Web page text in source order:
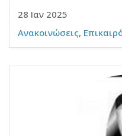
28 Ιαν 2025
Ανακοινώσεις,